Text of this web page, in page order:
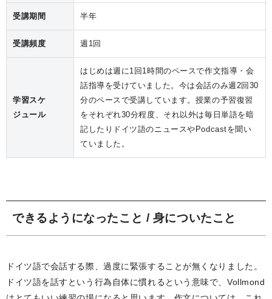
受講期間 半年
受講頻度 週1回
学習スケ
ジュール
はじめは週に1回1時間のペースで作文指導・会
話指導を受けていました。今は会話のみ週2回30
分のペースで受講しています。授業の予習復習
をそれぞれ30分程度、それ以外は毎日単語を暗
記したりドイツ語のニュースやPodcastを聞い
ていました。
できるようになったこと / 身についたこと
ドイツ語で会話する際、過度に緊張することが無くなりました。
ドイツ語を話すという行為自体に慣れるという意味で、Vollmond